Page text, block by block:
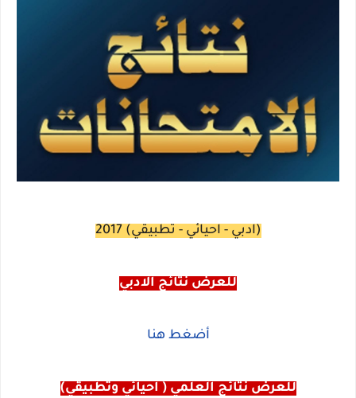
(ادبي - احيائي - تطبيقي) 2017
للعرض نتائج الادبي
أضغط هنا
للعرض نتائج العلمي ( احيائي وتطبيقي)